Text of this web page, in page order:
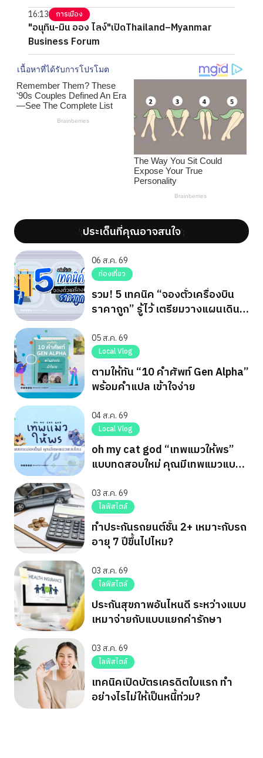
16:13 การเมือง
"อนุทิน-มิน ออง ไลง์"เปิดThailand–Myanmar
Business Forum
';ประเด็นที่คุณอาจสนใจ';
06 ส.ค. 69
ท่องเที่ยว
รวม! 5 เทคนิค “จองตั๋วเครื่องบิน
ราคาถูก” รู้ไว้ เตรียมวางแผนเดิน
05 ส.ค. 69
Local Vlog
ตามให้ทัน “10 คำศัพท์ Gen Alpha”
พร้อมคำแปล เข้าใจง่าย
04 ส.ค. 69
Local Vlog
oh my cat god “เทพแมวให้พร”
แบบทดสอบใหม่ คุณมีเทพแมวแบบ
03 ส.ค. 69
ไลฟ์สไตล์
ทำประกันรถยนต์ชั้น 2+ เหมาะกับรถ
อายุ 7 ปีขึ้นไปไหม?
03 ส.ค. 69
ไลฟ์สไตล์
ประกันสุขภาพอันไหนดี ระหว่างแบบ
เหมาจ่ายกับแบบแยกค่ารักษา
03 ส.ค. 69
ไลฟ์สไตล์
เทคนิคเปิดบัตรเครดิตใบแรก ทำ
อย่างไรไม่ให้เป็นหนี้ท่วม?